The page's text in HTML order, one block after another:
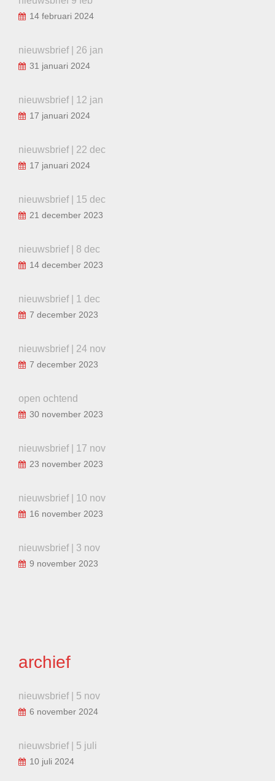
14 februari 2024
nieuwsbrief | 26 jan
31 januari 2024
nieuwsbrief | 12 jan
17 januari 2024
nieuwsbrief | 22 dec
17 januari 2024
nieuwsbrief | 15 dec
21 december 2023
nieuwsbrief | 8 dec
14 december 2023
nieuwsbrief | 1 dec
7 december 2023
nieuwsbrief | 24 nov
7 december 2023
open ochtend
30 november 2023
nieuwsbrief | 17 nov
23 november 2023
nieuwsbrief | 10 nov
16 november 2023
nieuwsbrief | 3 nov
9 november 2023
archief
nieuwsbrief | 5 nov
6 november 2024
nieuwsbrief | 5 juli
10 juli 2024